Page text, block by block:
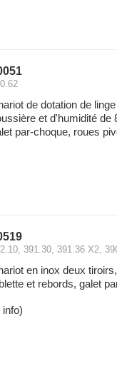
de dotation de
et d'humidité de
par-choque, roues
391.30, 391.36 X2,
en inox deux
et rebords, galet
info)